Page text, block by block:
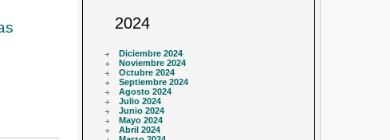
2024
Diciembre 2024
Noviembre 2024
Octubre 2024
Septiembre 2024
Agosto 2024
Julio 2024
Junio 2024
Mayo 2024
Abril 2024